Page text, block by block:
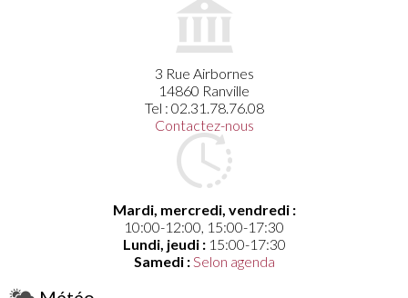
3 Rue Airbornes
14860 Ranville
Tel : 02.31.78.76.08
Contactez-nous
Mardi, mercredi, vendredi :
10:00-12:00, 15:00-17:30
Lundi, jeudi :15:00-17:30
Samedi :Selon agenda